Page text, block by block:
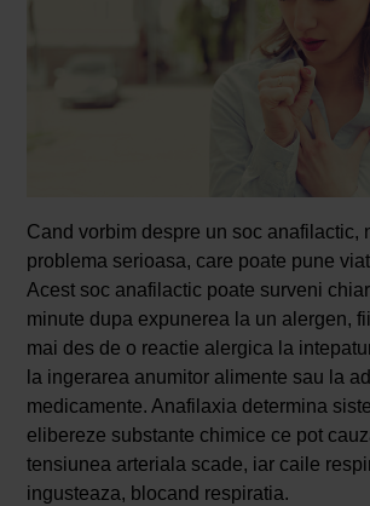
Cand vorbim despre un soc anafilactic,
problema serioasa, care poate pune
Acest soc anafilactic poate surveni
minute dupa expunerea la un alergen,
mai des de o reactie alergica la
la ingerarea anumitor alimente sau la
medicamente. Anafilaxia determina
elibereze substante chimice ce pot
tensiunea arteriala scade, iar caile
ingusteaza, blocand respiratia.